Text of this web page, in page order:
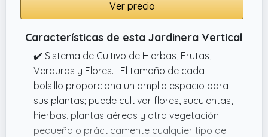
Ver precio
Características de esta Jardinera Vertical
✔️ Sistema de Cultivo de Hierbas, Frutas,
Verduras y Flores. : El tamaño de cada
bolsillo proporciona un amplio espacio para
sus plantas; puede cultivar flores, suculentas,
hierbas, plantas aéreas y otra vegetación
pequeña o prácticamente cualquier tipo de